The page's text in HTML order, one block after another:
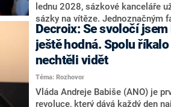
některých senátorů z klubu a že
nepřítel, ale soupeř.
lednu 2028, sázkové kanceláře
sázky na vítěze. Jednoznačným
hlava státu Petr Pavel. Daleko za
zmiňují dva výrazné politiky
Andreje Babiše a ministra
Oblíbeným tipem samotných
Motoristy Filip Turek. Politolog
o případné kandidatuře
značně pochybuje. Podle něj
Decroix: Se svoločí jsem
ještě hodná. Spolu
nechtěli vidět
Téma: Rozhovor
Vláda Andreje Babiše (ANO) je
revoluce, který dává každý den